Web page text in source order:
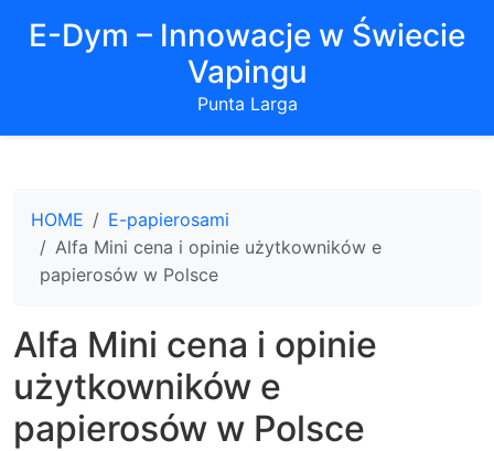
E-Dym – Innowacje w Świecie
Vapingu
Punta Larga
HOME
E-papierosami
Alfa Mini cena i opinie użytkowników e
papierosów w Polsce
Alfa Mini cena i opinie
użytkowników e
papierosów w Polsce